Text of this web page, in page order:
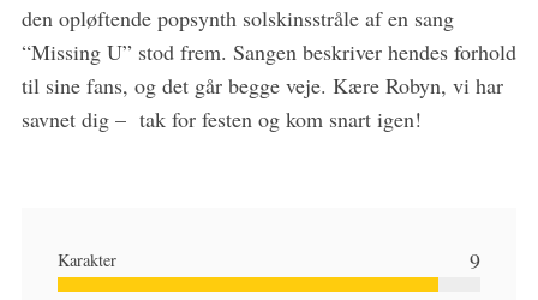
den opløftende popsynth solskinsstråle af en sang
“Missing U” stod frem. Sangen beskriver hendes forhold
til sine fans, og det går begge veje. Kære Robyn, vi har
savnet dig – tak for festen og kom snart igen!
Karakter 9